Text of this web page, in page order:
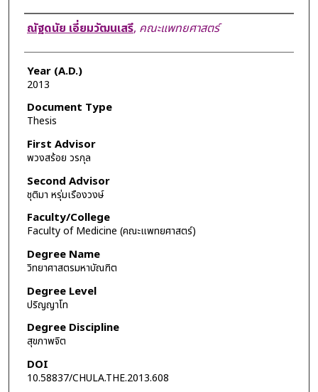
Author
ณัฐดนัย เอี่ยมวัฒนเสรี, คณะแพทยศาสตร์
Year (A.D.)
2013
Document Type
Thesis
First Advisor
พวงสร้อย วรกุล
Second Advisor
ชุติมา หรุ่มเรืองวงษ์
Faculty/College
Faculty of Medicine (คณะแพทยศาสตร์)
Degree Name
วิทยาศาสตรมหาบัณฑิต
Degree Level
ปริญญาโท
Degree Discipline
สุขภาพจิต
DOI
10.58837/CHULA.THE.2013.608